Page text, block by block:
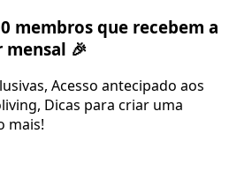
membros que recebem a
🎉
Acesso antecipado aos
Dicas para criar uma
mais!